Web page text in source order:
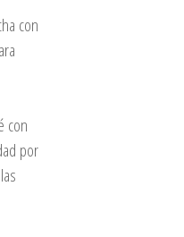
con
con
por